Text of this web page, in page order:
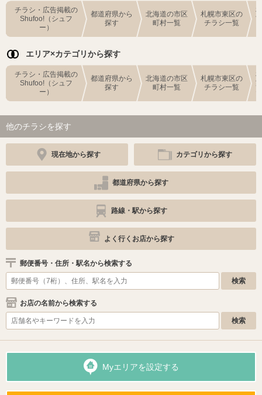
チラシ・広告掲載の
Shufoo!（シュフ
ー）
都道府県から
探す
北海道の市区
町村一覧
札幌市東区の
チラシ一覧
エリア×カテゴリから探す
チラシ・広告掲載の
Shufoo!（シュフ
ー）
都道府県から
探す
北海道の市区
町村一覧
札幌市東区の
チラシ一覧
他のチラシを探す
現在地から探す カテゴリから探す
都道府県から探す
路線・駅から探す
よく行くお店から探す
郵便番号・住所・駅名から検索する
お店の名前から検索する
Myエリアを設定する